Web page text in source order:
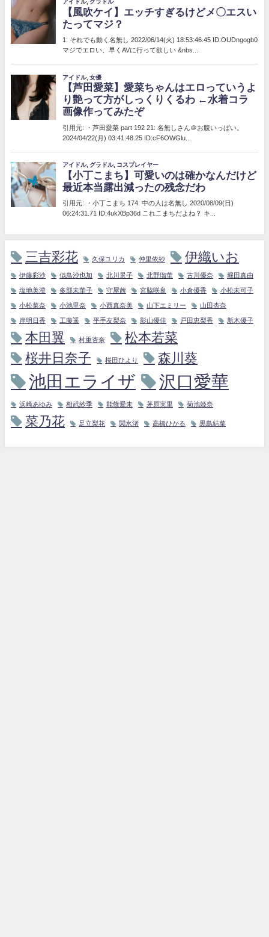
三吉彩花 久保ユリカ 仲里依紗 伊織いお
伊藤彩沙 似鳥沙也加 北川景子 北野瑠華 古川優奈 堀田真由
塩地美澄 多部未華子 守屋茜 宮脇咲良 小倉優香 小松未可子
小松菜奈 小池里奈 小西真奈美 山下エミリー 山田杏奈
岸明日香 工藤遥 平手友梨奈 影山優佳 戸田恵梨香 新木優子
本田翼 村重杏奈
松本若菜
桜井日奈子
桜田ひより 森川葵
池田エライザ 沢口愛華
浜崎あゆみ 相武紗季 能條愛未 茅原実里 菊池姫奈
菜乃花 足立梨花 関水渚 高橋ひかる 黒島結菜